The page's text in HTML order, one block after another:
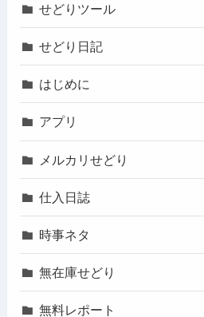
せどりツール
せどり日記
はじめに
アプリ
メルカリせどり
仕入日誌
時事ネタ
無在庫せどり
無料レポート